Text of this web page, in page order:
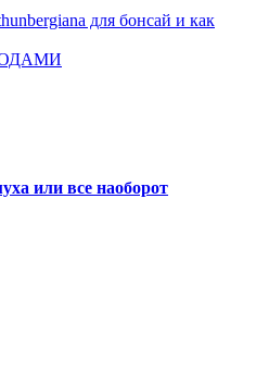
для бонсай и как
или все наоборот